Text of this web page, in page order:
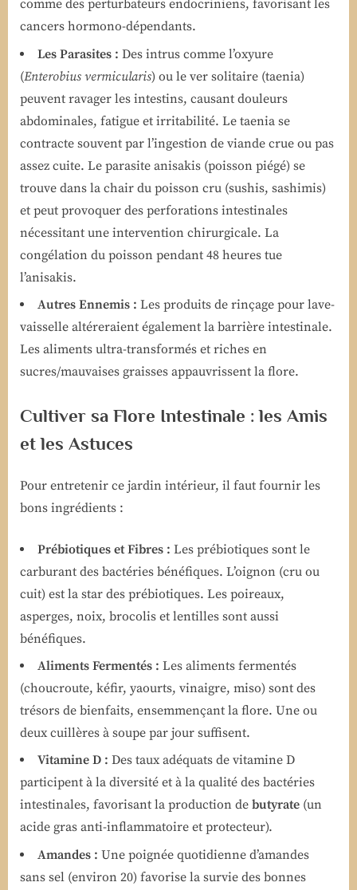
comme des perturbateurs endocriniens, favorisant les
cancers hormono-dépendants.
Les Parasites : Des intrus comme l’oxyure
(Enterobius vermicularis) ou le ver solitaire (taenia)
peuvent ravager les intestins, causant douleurs
abdominales, fatigue et irritabilité. Le taenia se
contracte souvent par l’ingestion de viande crue ou pas
assez cuite. Le parasite anisakis (poisson piégé) se
trouve dans la chair du poisson cru (sushis, sashimis)
et peut provoquer des perforations intestinales
nécessitant une intervention chirurgicale. La
congélation du poisson pendant 48 heures tue
l’anisakis.
Autres Ennemis : Les produits de rinçage pour lave-
vaisselle altéreraient également la barrière intestinale.
Les aliments ultra-transformés et riches en
sucres/mauvaises graisses appauvrissent la flore.
Cultiver sa Flore Intestinale : les Amis
et les Astuces
Pour entretenir ce jardin intérieur, il faut fournir les
bons ingrédients :
Prébiotiques et Fibres : Les prébiotiques sont le
carburant des bactéries bénéfiques. L’oignon (cru ou
cuit) est la star des prébiotiques. Les poireaux,
asperges, noix, brocolis et lentilles sont aussi
bénéfiques.
Aliments Fermentés : Les aliments fermentés
(choucroute, kéfir, yaourts, vinaigre, miso) sont des
trésors de bienfaits, ensemmençant la flore. Une ou
deux cuillères à soupe par jour suffisent.
Vitamine D : Des taux adéquats de vitamine D
participent à la diversité et à la qualité des bactéries
intestinales, favorisant la production de butyrate (un
acide gras anti-inflammatoire et protecteur).
Amandes : Une poignée quotidienne d’amandes
sans sel (environ 20) favorise la survie des bonnes